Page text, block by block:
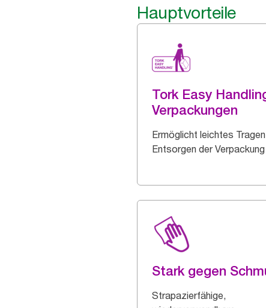
Hauptvorteile
Tork Easy
Verpackungen
Ermöglicht leichtes
Entsorgen der Verpackung
Stark gegen
Strapazierfähige,